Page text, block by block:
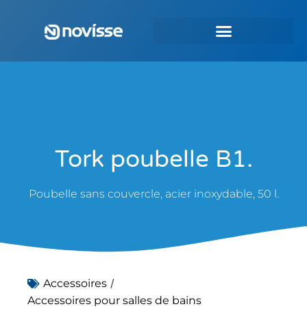
Tork poubelle B1.
Poubelle sans couvercle, acier inoxydable, 50 l.
Accessoires /
Accessoires pour salles de bains